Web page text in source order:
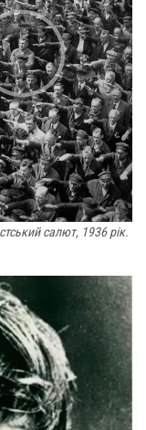
салют, 1936 рік.